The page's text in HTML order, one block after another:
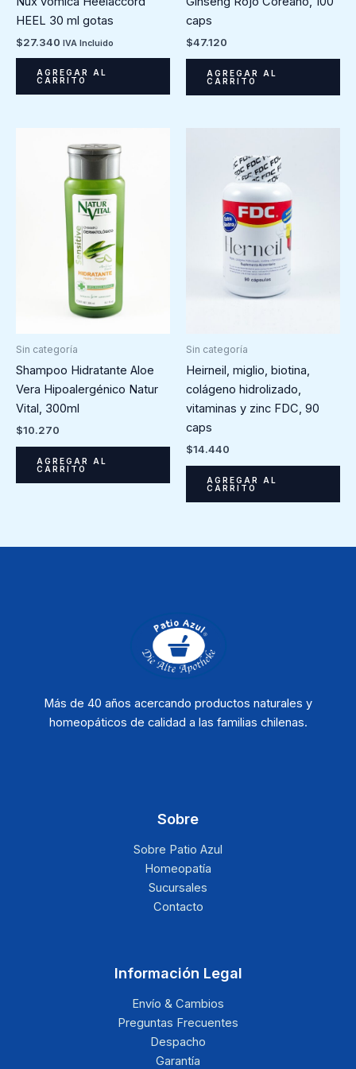
HEEL 30 ml gotas
$27.340 IVA Incluido
AGREGAR AL
CARRITO
caps
$47.120
AGREGAR AL
CARRITO
Sin categoría
Shampoo Hidratante Aloe
Vera Hipoalergénico Natur
Vital, 300ml
$10.270
AGREGAR AL
CARRITO
Sin categoría
Heirneil, miglio, biotina,
colágeno hidrolizado,
vitaminas y zinc FDC, 90
caps
$14.440
AGREGAR AL
CARRITO
Más de 40 años acercando productos naturales y
homeopáticos de calidad a las familias chilenas.
Sobre
Sobre Patio Azul
Homeopatía
Sucursales
Contacto
Información Legal
Envío & Cambios
Preguntas Frecuentes
Despacho
Garantía